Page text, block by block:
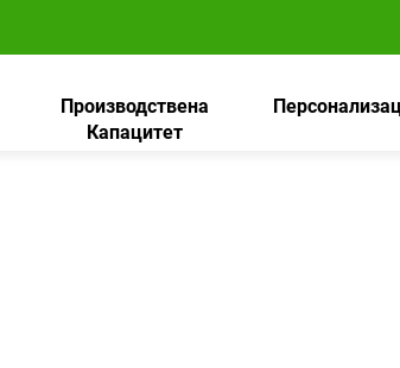
Производствена
Капацитет